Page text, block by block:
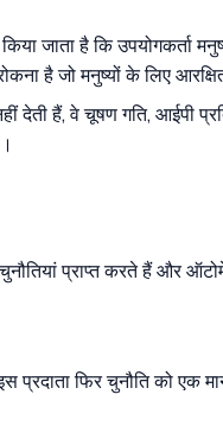
जाता है कि
है जो मनुष्यों के लिए आरक्षित
हैं, वे चूषण गति, आईपी
प्राप्त करते हैं और
फिर चुनौति को एक